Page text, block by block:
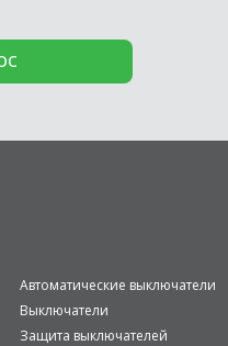
Автоматические выключатели
Выключатели
Защита выключателей